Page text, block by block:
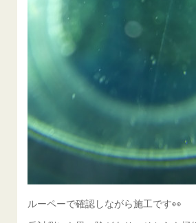
ルーペーで確認しながら施工です👀